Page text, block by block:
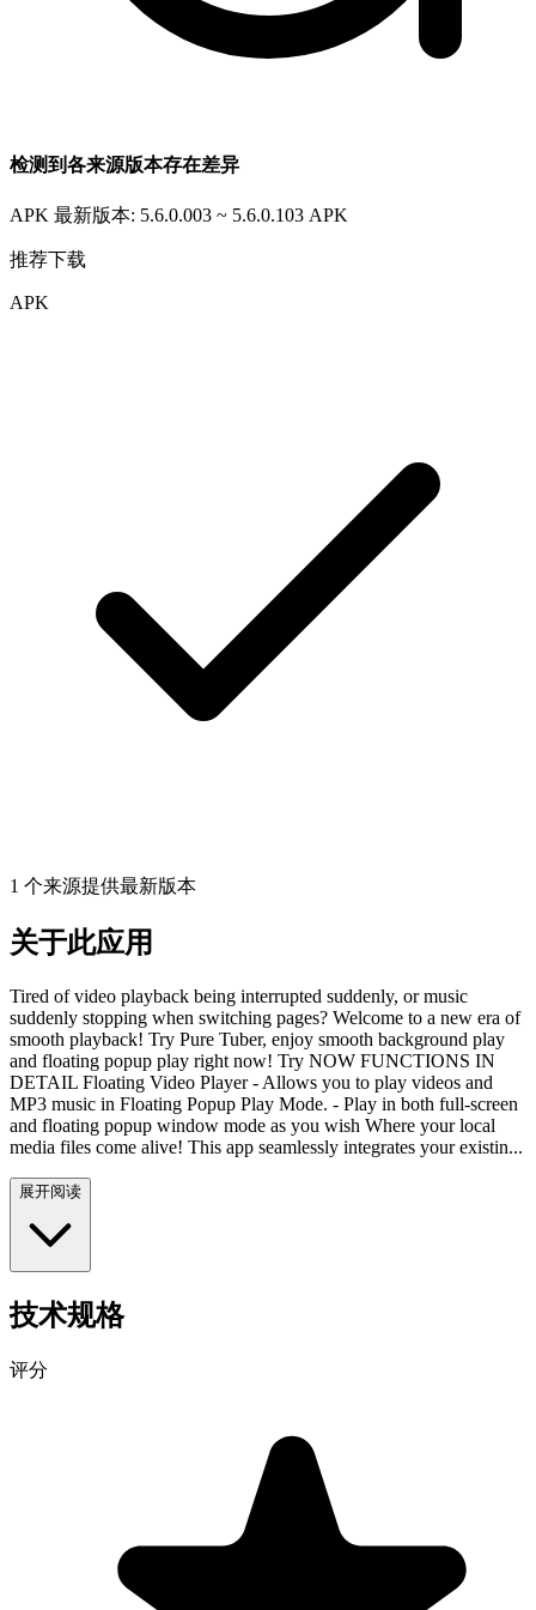
检测到各来源版本存在差异
APK 最新版本: 5.6.0.003 ~ 5.6.0.103 APK
推荐下载
APK
1 个来源提供最新版本
关于此应用
Tired of video playback being interrupted suddenly, or music
suddenly stopping when switching pages? Welcome to a new era of
smooth playback! Try Pure Tuber, enjoy smooth background play
and floating popup play right now! Try NOW FUNCTIONS IN
DETAIL Floating Video Player - Allows you to play videos and
MP3 music in Floating Popup Play Mode. - Play in both full-screen
and floating popup window mode as you wish Where your local
media files come alive! This app seamlessly integrates your existin...
展开阅读
技术规格
评分